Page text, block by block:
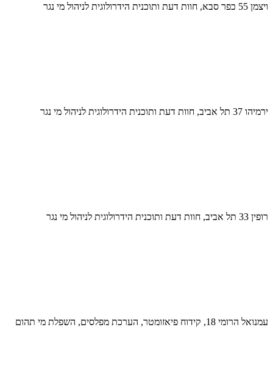
ויצמן 55 כפר סבא, חוות דעת ותוכנית הידרולוגית לניהול מי נגר
ירמיהו 37 תל אביב, חוות דעת ותוכנית הידרולוגית לניהול מי נגר
רופין 33 תל אביב, חוות דעת ותוכנית הידרולוגית לניהול מי נגר
עמנואל הרומי 18, קידוח פיאזומטר, הערכת מפלסים, השפלת מי תהום